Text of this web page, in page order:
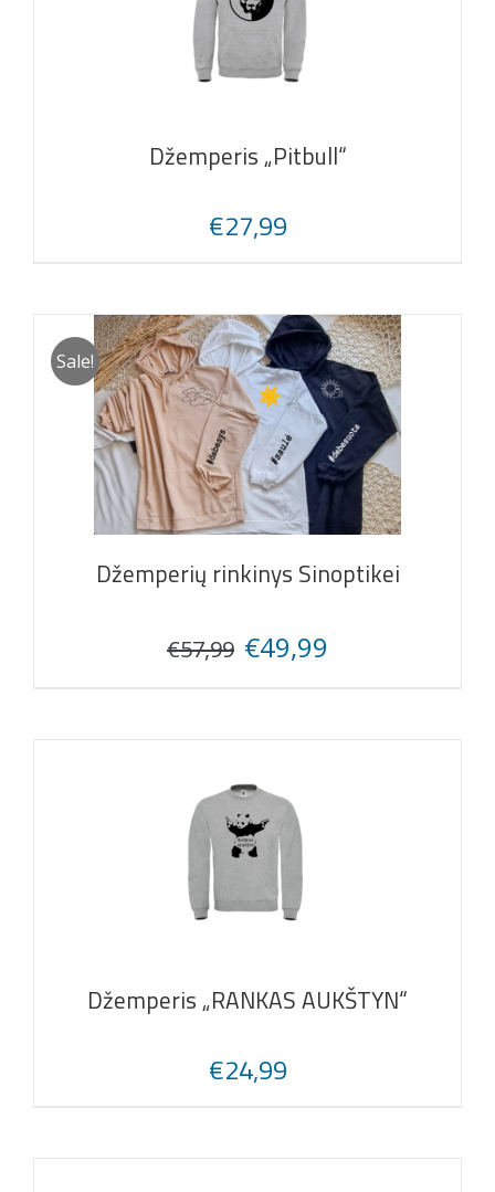
Džemperis „Pitbull“
€27,99
Sale!
Džemperių rinkinys Sinoptikei
€57,99 Original
€49,99
Džemperis „RANKAS AUKŠTYN“
€24,99